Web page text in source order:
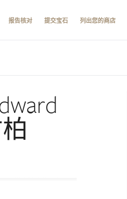
报告核对 提交宝石 列出您的商店